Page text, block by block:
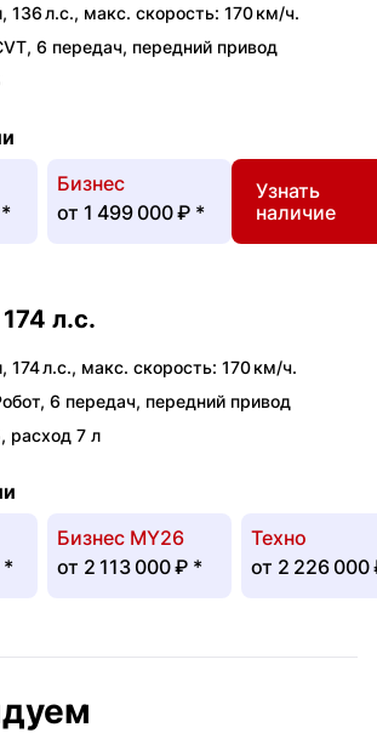
, 136 л.с., макс. скорость: 170 км/ч.
, 6 передач, передний привод
*
Бизнес
от 1 499 000 ₽ *
Узнать
наличие
л.с.
, 174 л.с., макс. скорость: 170 км/ч.
, 6 передач, передний привод
, расход 7 л
*
Бизнес MY26
от 2 113 000 ₽ *
Техно
от 2 226